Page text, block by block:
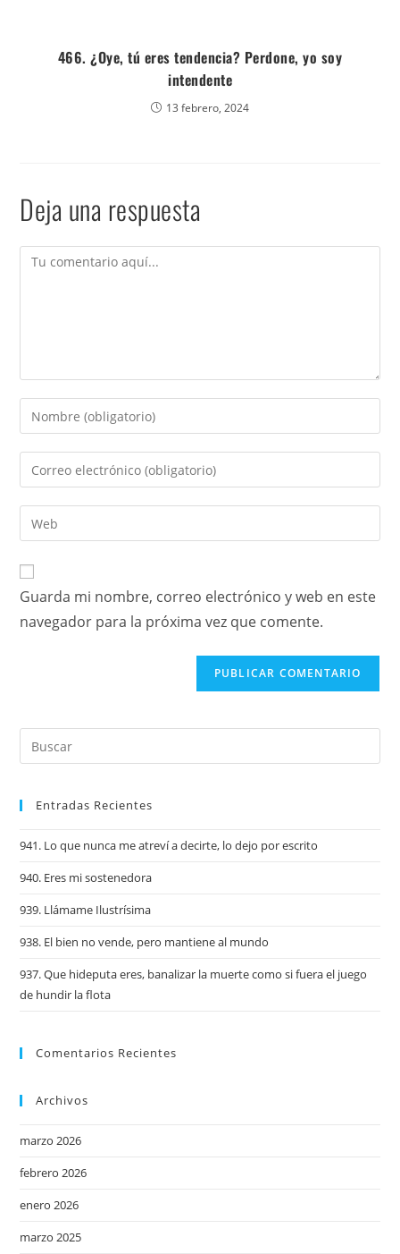
466. ¿Oye, tú eres tendencia? Perdone, yo soy
intendente
13 febrero, 2024
Deja una respuesta
Guarda mi nombre, correo electrónico y web en este
navegador para la próxima vez que comente.
Entradas Recientes
941. Lo que nunca me atreví a decirte, lo dejo por escrito
940. Eres mi sostenedora
939. Llámame Ilustrísima
938. El bien no vende, pero mantiene al mundo
937. Que hideputa eres, banalizar la muerte como si fuera el juego
de hundir la flota
Comentarios Recientes
Archivos
marzo 2026
febrero 2026
enero 2026
marzo 2025